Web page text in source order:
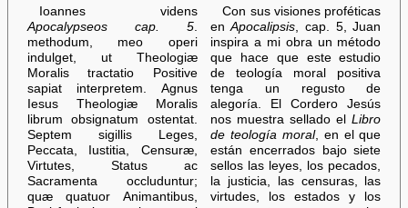
Ioannes videns
Apocalypseos cap. 5.
methodum, meo operi
indulget, ut Theologiæ
Moralis tractatio Positive
sapiat interpretem. Agnus
Iesus Theologiæ Moralis
librum obsignatum ostentat.
Septem sigillis Leges,
Peccata, Iustitia, Censuræ,
Virtutes, Status ac
Sacramenta occluduntur;
quæ quatuor Animantibus,
Con sus visiones proféticas
enApocalipsis, cap. 5, Juan
inspira a mi obra un método
que hace que este estudio
de teología moral positiva
tenga un regusto de
alegoría. El Cordero Jesús
nos muestra sellado elLibro
de teología moral, en el que
están encerrados bajo siete
sellos las leyes, los pecados,
la justicia, las censuras, las
virtudes, los estados y los